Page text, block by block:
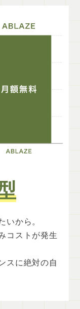
いから。
コストが発生
スに絶対の自